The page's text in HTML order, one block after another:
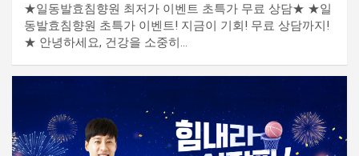
★일동발효침향원 최저가 이벤트 초특가 무료 상담★ ★일
동발효침향원 초특가 이벤트! 지금이 기회! 무료 상담까지!
★ 안녕하세요, 건강을 소중히…